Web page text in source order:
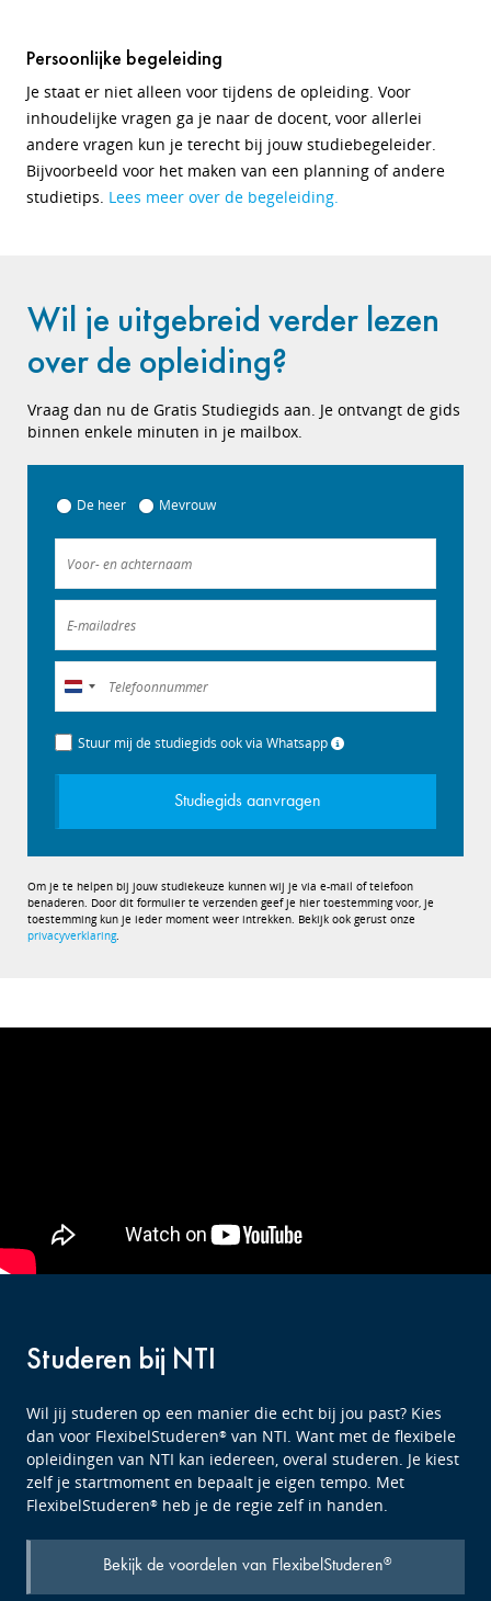
Persoonlijke begeleiding
Je staat er niet alleen voor tijdens de opleiding. Voor
inhoudelijke vragen ga je naar de docent, voor allerlei
andere vragen kun je terecht bij jouw studiebegeleider.
Bijvoorbeeld voor het maken van een planning of andere
studietips. Lees meer over de begeleiding.
Wil je uitgebreid verder lezen
over de opleiding?
Vraag dan nu de Gratis Studiegids aan. Je ontvangt de gids
binnen enkele minuten in je mailbox.
De heer Mevrouw
Nederland
+31
Stuur mij de studiegids ook via Whatsapp
Studiegids aanvragen
Om je te helpen bij jouw studiekeuze kunnen wij je via e-mail of telefoon
benaderen. Door dit formulier te verzenden geef je hier toestemming voor, je
toestemming kun je ieder moment weer intrekken. Bekijk ook gerust onze
privacyverklaring.
Studeren bij NTI
Wil jij studeren op een manier die echt bij jou past? Kies
dan voor FlexibelStuderen® van NTI. Want met de flexibele
opleidingen van NTI kan iedereen, overal studeren. Je kiest
zelf je startmoment en bepaalt je eigen tempo. Met
FlexibelStuderen® heb je de regie zelf in handen.
Bekijk de voordelen van FlexibelStuderen®